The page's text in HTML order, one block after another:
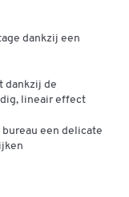
van de tafel, die
Het bureau
de
dankzij een
dankzij de
lineair effect
een delicate